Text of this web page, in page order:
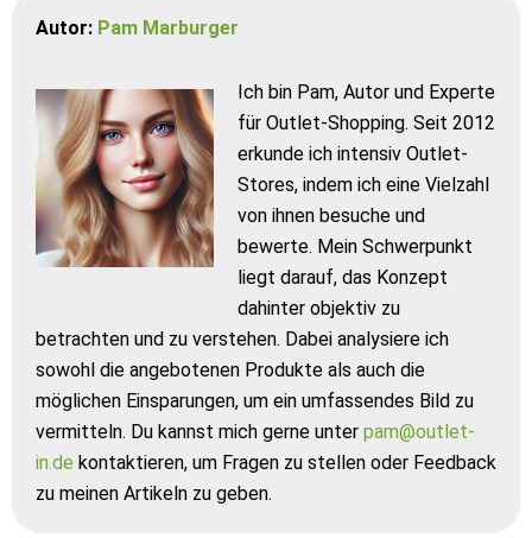
Autor: Pam Marburger
Ich bin Pam, Autor und Experte
für Outlet-Shopping. Seit 2012
erkunde ich intensiv Outlet-
Stores, indem ich eine Vielzahl
von ihnen besuche und
bewerte. Mein Schwerpunkt
liegt darauf, das Konzept
dahinter objektiv zu
betrachten und zu verstehen. Dabei analysiere ich
sowohl die angebotenen Produkte als auch die
möglichen Einsparungen, um ein umfassendes Bild zu
vermitteln. Du kannst mich gerne unter pam@outlet-
in.de kontaktieren, um Fragen zu stellen oder Feedback
zu meinen Artikeln zu geben.